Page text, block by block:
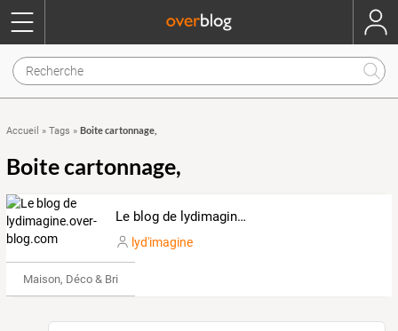
Accueil » Tags » Boite cartonnage,
Boite cartonnage,
Le blog de lydimagine.over-blog.com
lyd'imagine
Maison, Déco & Bricolage